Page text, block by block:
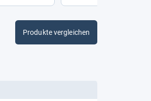
Produkte vergleichen